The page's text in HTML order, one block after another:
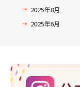
2025年8月
2025年6月